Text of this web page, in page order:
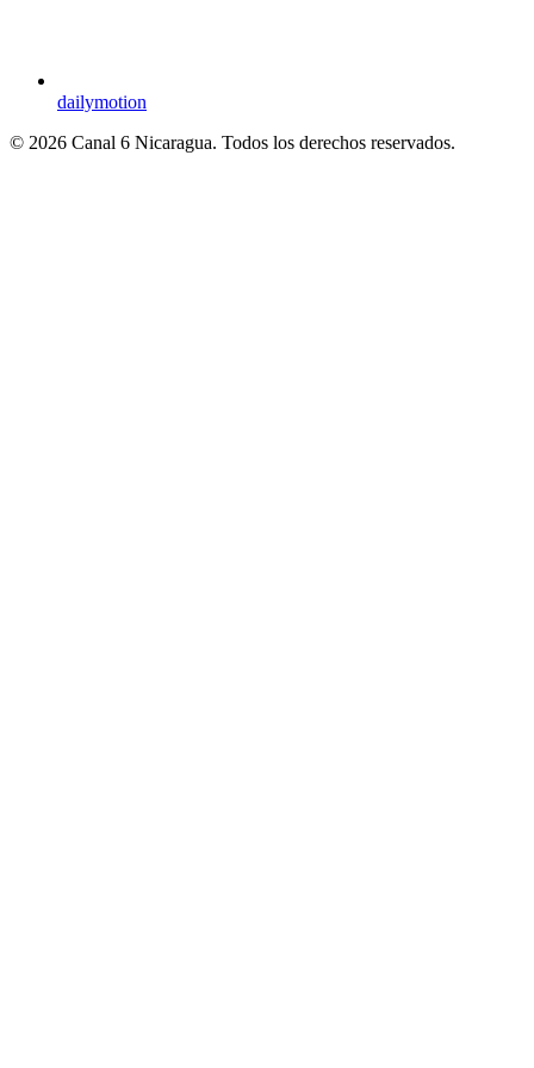
dailymotion
© 2026 Canal 6 Nicaragua. Todos los derechos reservados.